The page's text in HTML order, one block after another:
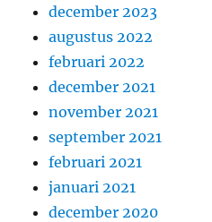
december 2023
augustus 2022
februari 2022
december 2021
november 2021
september 2021
februari 2021
januari 2021
december 2020